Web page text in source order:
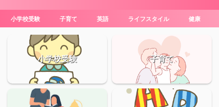
小学校受験 子育て 英語 ライフスタイル 健康
小学校受験 子育て